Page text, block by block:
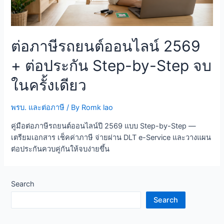
ต่อภาษีรถยนต์ออนไลน์ 2569
+ ต่อประกัน Step-by-Step จบ
ในครั้งเดียว
พรบ. และต่อภาษี / By Romk lao
คู่มือต่อภาษีรถยนต์ออนไลน์ปี 2569 แบบ Step-by-Step —
เตรียมเอกสาร เช็คค่าภาษี จ่ายผ่าน DLT e-Service และวางแผน
ต่อประกันควบคู่กันให้จบง่ายขึ้น
Search
Search